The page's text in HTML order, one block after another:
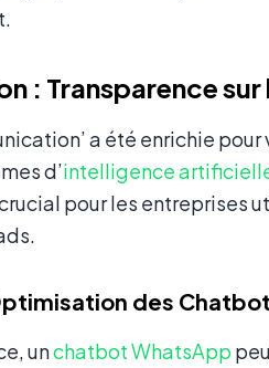
: Transparence sur
a été enrichie
d’intelligence
pour les entreprises
des
unchatbot WhatsApp